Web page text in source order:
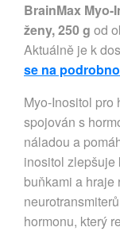
BrainMax
ženy, 250 g od
Aktuálně je k
se na
Myo-Inositol pro
spojován s
náladou a
inositol zlepšuje
buňkami a hraje
hormonu, který